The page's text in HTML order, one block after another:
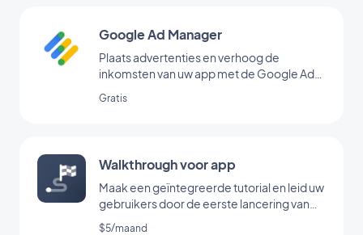
Google Ad Manager
Plaats advertenties en verhoog de
inkomsten van uw app met de Google Ad
Gratis
Walkthrough voor app
Maak een geïntegreerde tutorial en leid uw
gebruikers door de eerste lancering van
uw app
$5/maand